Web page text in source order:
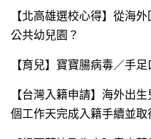
【北高雄選校心得】從海
公共幼兒園？
【育兒】寶寶腸病毒／手
【台灣入籍申請】海外出
個工作天完成入籍手續並取